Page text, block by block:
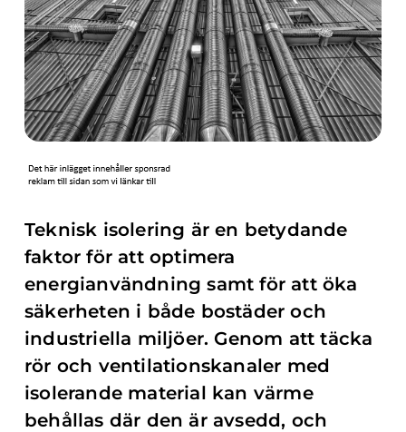
Teknisk isolering är en betydande
faktor för att optimera
energianvändning samt för att öka
säkerheten i både bostäder och
industriella miljöer. Genom att täcka
rör och ventilationskanaler med
isolerande material kan värme
behållas där den är avsedd, och